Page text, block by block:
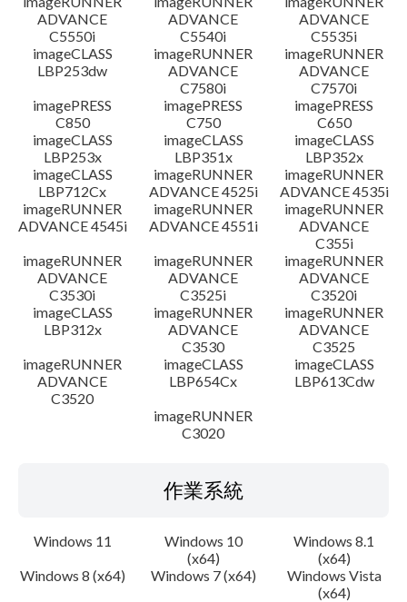
ADVANCE
C5550i
ADVANCE
C5540i
ADVANCE
C5535i
imageCLASS
LBP253dw
imageRUNNER
ADVANCE
C7580i
imageRUNNER
ADVANCE
C7570i
imagePRESS
C850
imagePRESS
C750
imagePRESS
C650
imageCLASS
LBP253x
imageCLASS
LBP351x
imageCLASS
LBP352x
imageCLASS
LBP712Cx
imageRUNNER
ADVANCE 4525i
imageRUNNER
ADVANCE 4535i
imageRUNNER
ADVANCE 4545i
imageRUNNER
ADVANCE 4551i
imageRUNNER
ADVANCE
C355i
imageRUNNER
ADVANCE
C3530i
imageRUNNER
ADVANCE
C3525i
imageRUNNER
ADVANCE
C3520i
imageCLASS
LBP312x
imageRUNNER
ADVANCE
C3530
imageRUNNER
ADVANCE
C3525
imageRUNNER
ADVANCE
C3520
imageCLASS
LBP654Cx
imageCLASS
LBP613Cdw
imageRUNNER
C3020
作業系統
Windows 11
Windows 10
(x64)
Windows 8.1
(x64)
Windows 8 (x64)
Windows 7 (x64)
Windows Vista
(x64)